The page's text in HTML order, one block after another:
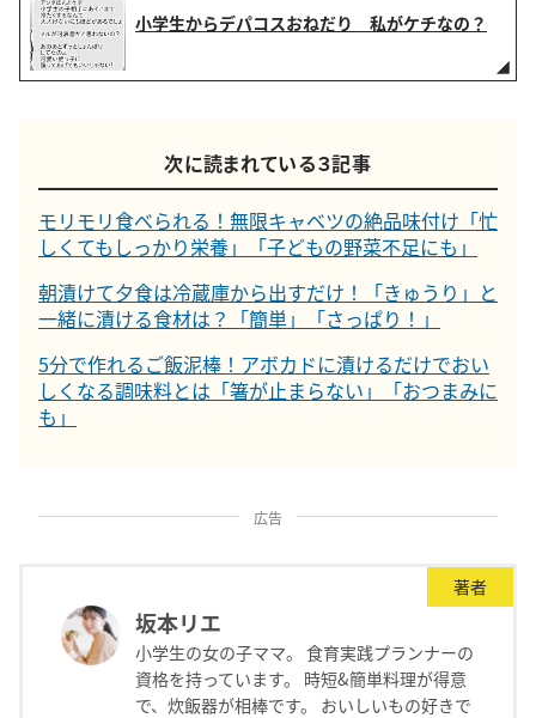
小学生からデパコスおねだり 私がケチなの？
次に読まれている３記事
モリモリ食べられる！無限キャベツの絶品味付け「忙
しくてもしっかり栄養」「子どもの野菜不足にも」
朝漬けて夕食は冷蔵庫から出すだけ！「きゅうり」と
一緒に漬ける食材は？「簡単」「さっぱり！」
5分で作れるご飯泥棒！アボカドに漬けるだけでおい
しくなる調味料とは「箸が止まらない」「おつまみに
も」
広告
著者
坂本リエ
小学生の女の子ママ。 食育実践プランナーの
資格を持っています。 時短&簡単料理が得意
で、炊飯器が相棒です。 おいしいもの好きで